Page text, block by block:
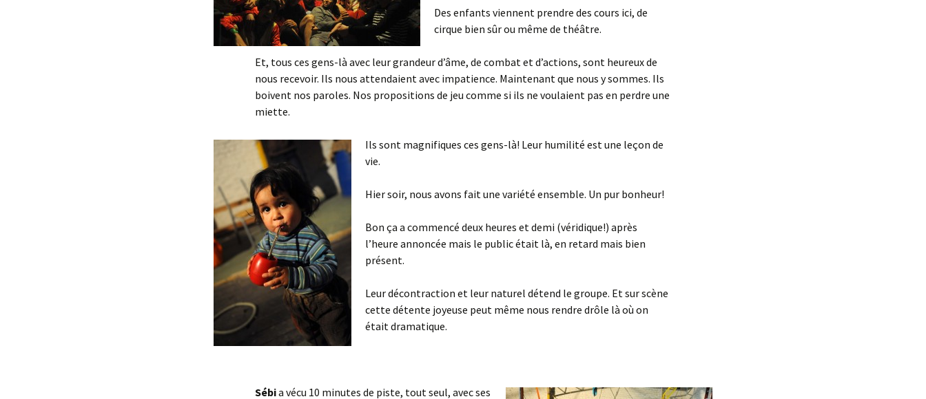
Des enfants viennent prendre des cours ici, de
cirque bien sûr ou même de théâtre.
Et, tous ces gens-là avec leur grandeur d’âme, de combat et d’actions, sont heureux de
nous recevoir. Ils nous attendaient avec impatience. Maintenant que nous y sommes. Ils
boivent nos paroles. Nos propositions de jeu comme si ils ne voulaient pas en perdre une
miette.
Ils sont magnifiques ces gens-là! Leur humilité est une leçon de
vie.
Hier soir, nous avons fait une variété ensemble. Un pur bonheur!
Bon ça a commencé deux heures et demi (véridique!) après
l’heure annoncée mais le public était là, en retard mais bien
présent.
Leur décontraction et leur naturel détend le groupe. Et sur scène
cette détente joyeuse peut même nous rendre drôle là où on
était dramatique.
Sébia vécu 10 minutes de piste, tout seul, avec ses